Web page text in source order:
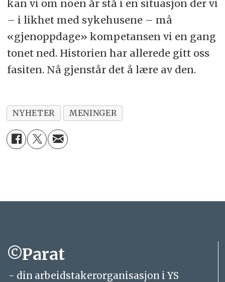
kan vi om noen år stå i en situasjon der vi
– i likhet med sykehusene – må
«gjenoppdage» kompetansen vi en gang
tonet ned. Historien har allerede gitt oss
fasiten. Nå gjenstår det å lære av den.
NYHETER MENINGER
©Parat
- din arbeidstakerorganisasjon i YS